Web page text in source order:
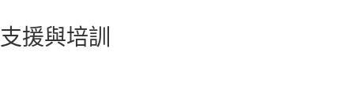
支援與培訓